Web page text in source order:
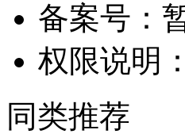
备案号：
权限说明：
同类推荐